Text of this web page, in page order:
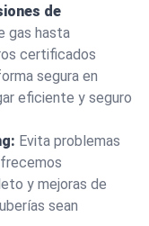
de
gas hasta
certificados
segura en
eficiente y seguro
Evita problemas
y mejoras de
sean